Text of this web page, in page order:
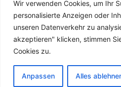
Wir verwenden Cookies, um Ihr
personalisierte Anzeigen oder
unseren Datenverkehr zu
akzeptieren" klicken, stimmen
Cookies zu.
Anpassen Alles